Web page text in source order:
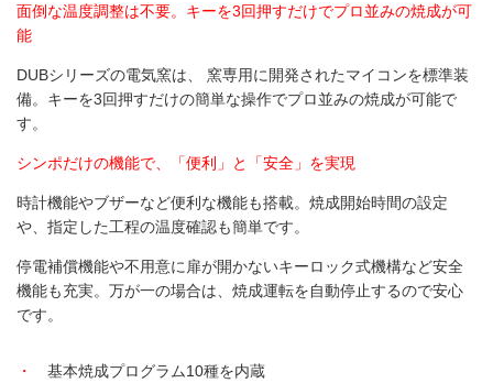
面倒な温度調整は不要。 キーを3回押すだけでプロ並みの焼成が可
能
DUBシリーズの電気窯は、 窯専用に開発されたマイコンを標準装
備。 キーを3回押すだけの簡単な操作でプロ並みの焼成が可能で
す。
シンポだけの機能で、「便利」と「安全」を実現
時計機能やブザーなど便利な機能も搭載。焼成開始時間の設定
や、指定した工程の温度確認も簡単です。
停電補償機能や不用意に扉が開かないキーロック式機構など安全
機能も充実。万が一の場合は、焼成運転を自動停止するので安心
です。
・ 基本焼成プログラム10種を内蔵